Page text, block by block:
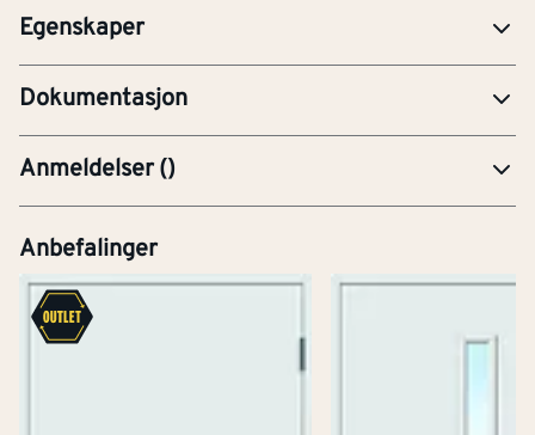
Egenskaper
Dokumentasjon
YTE-Ytelseserklæring (CE-merking)
Anmeldelser()
Anbefalinger